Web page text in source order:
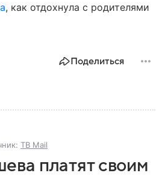
, как отдохнула с родителями
Поделиться
ТВ Mail
платят своим